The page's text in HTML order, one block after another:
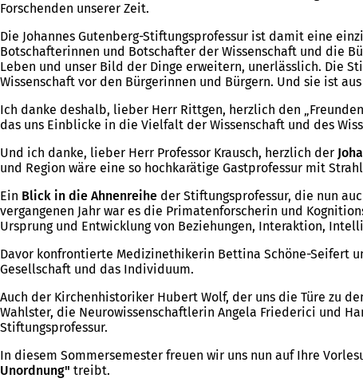
Forschenden unserer Zeit.
Die Johannes Gutenberg-Stiftungsprofessur ist damit eine
Botschafterinnen und Botschafter der Wissenschaft und die
Leben und unser Bild der Dinge erweitern, unerlässlich. Die
Wissenschaft vor den Bürgerinnen und Bürgern. Und sie ist
Ich danke deshalb, lieber Herr Rittgen, herzlich den
das uns Einblicke in die Vielfalt der Wissenschaft und des
Und ich danke, lieber Herr Professor Krausch, herzlich der
und Region wäre eine so hochkarätige Gastprofessur mit
Ein Blick in die Ahnenreihe der Stiftungsprofessur, die nun
vergangenen Jahr war es die Primatenforscherin und
Ursprung und Entwicklung von Beziehungen, Interaktion,
Davor konfrontierte Medizinethikerin Bettina Schöne-Seifert
Gesellschaft und das Individuum.
Auch der Kirchenhistoriker Hubert Wolf, der uns die Türe zu
Wahlster, die Neurowissenschaftlerin Angela Friederici und
Stiftungsprofessur.
In diesem Sommersemester freuen wir uns nun auf Ihre
Unordnung" treibt.